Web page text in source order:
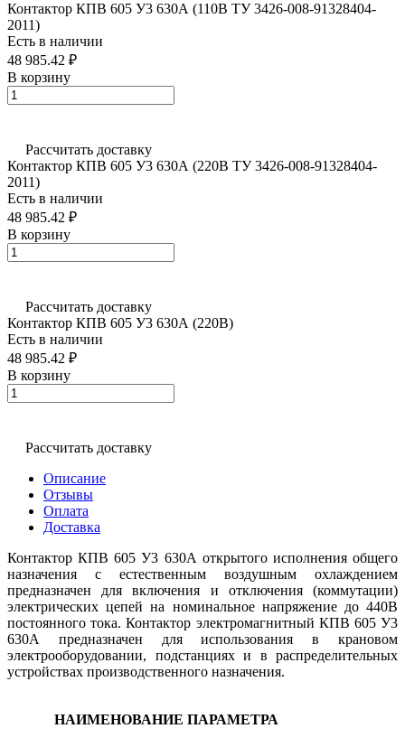
Контактор КПВ 605 У3 630А (110В ТУ 3426-008-91328404-
2011)
Есть в наличии
48 985.42 ₽
В корзину
Рассчитать доставку
Контактор КПВ 605 У3 630А (220В ТУ 3426-008-91328404-
2011)
Есть в наличии
48 985.42 ₽
В корзину
Рассчитать доставку
Контактор КПВ 605 У3 630А (220В)
Есть в наличии
48 985.42 ₽
В корзину
Рассчитать доставку
Описание
Отзывы
Оплата
Доставка
Контактор КПВ 605 У3 630А открытого исполнения общего
назначения с естественным воздушным охлаждением
предназначен для включения и отключения (коммутации)
электрических цепей на номинальное напряжение до 440В
постоянного тока. Контактор электромагнитный КПВ 605 У3
630А предназначен для использования в крановом
электрооборудовании, подстанциях и в распределительных
устройствах производственного назначения.
НАИМЕНОВАНИЕ ПАРАМЕТРА